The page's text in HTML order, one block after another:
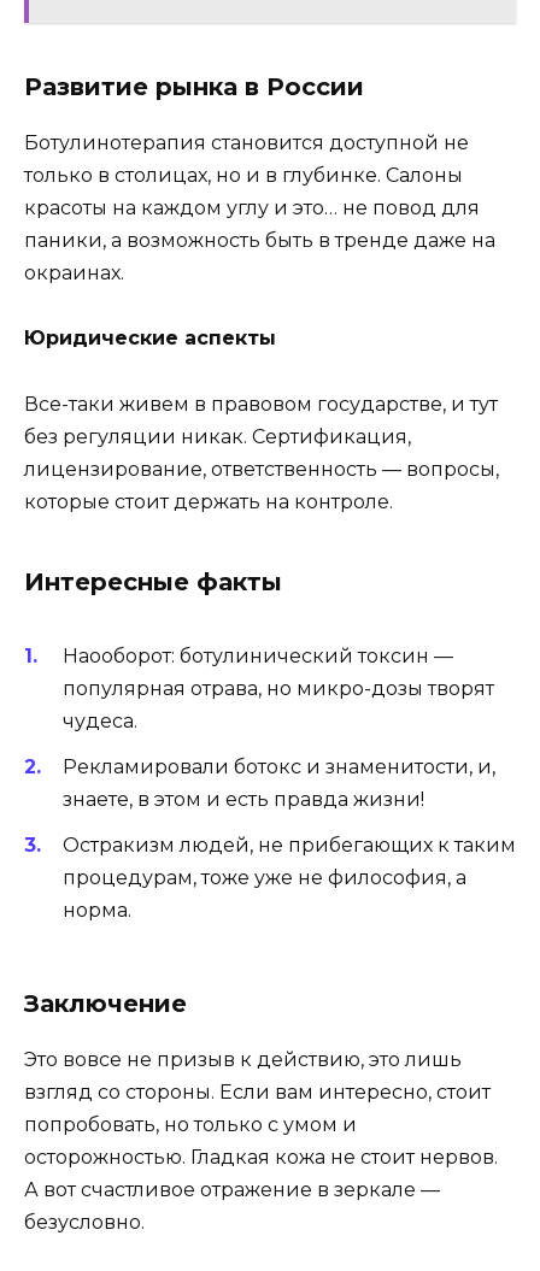
Развитие рынка в России
Ботулинотерапия становится доступной не
только в столицах, но и в глубинке. Салоны
красоты на каждом углу и это… не повод для
паники, а возможность быть в тренде даже на
окраинах.
Юридические аспекты
Все-таки живем в правовом государстве, и тут
без регуляции никак. Сертификация,
лицензирование, ответственность — вопросы,
которые стоит держать на контроле.
Интересные факты
Наооборот: ботулинический токсин —
популярная отрава, но микро-дозы творят
чудеса.
Рекламировали ботокс и знаменитости, и,
знаете, в этом и есть правда жизни!
Остракизм людей, не прибегающих к таким
процедурам, тоже уже не философия, а
норма.
Заключение
Это вовсе не призыв к действию, это лишь
взгляд со стороны. Если вам интересно, стоит
попробовать, но только с умом и
осторожностью. Гладкая кожа не стоит нервов.
А вот счастливое отражение в зеркале —
безусловно.